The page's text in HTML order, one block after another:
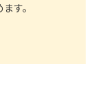
す。